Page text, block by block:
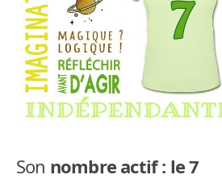
Son nombre actif : le 7
APPRENDRE LA
EXPLORER LA
70.000
(À